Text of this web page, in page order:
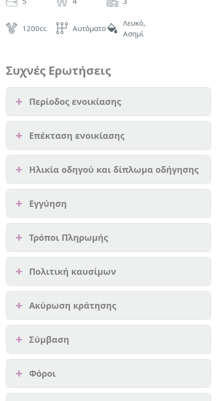
1200cc Αυτόματο
Λευκό,
Ασημί
Συχνές Ερωτήσεις
Περίοδος ενοικίασης
Επέκταση ενοικίασης
Ηλικία οδηγού και δίπλωμα οδήγησης
Εγγύηση
Τρόποι Πληρωμής
Πολιτική καυσίμων
Ακύρωση κράτησης
Σύμβαση
Φόροι